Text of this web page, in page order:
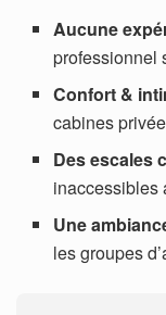
Aucune
professionnel
Confort &
cabines
Des escales
inaccessibles
Une
les groupes